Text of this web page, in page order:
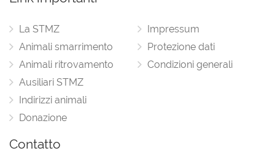
La STMZ
Animali smarrimento
Animali ritrovamento
Ausiliari STMZ
Indirizzi animali
Donazione
Impressum
Protezione dati
Condizioni generali
Contatto